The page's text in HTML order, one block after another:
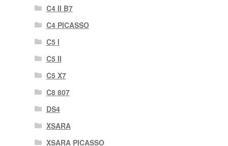
C4 II B7
C4 PICASSO
C5 I
C5 II
C5 X7
C8 807
DS4
XSARA
XSARA PICASSO